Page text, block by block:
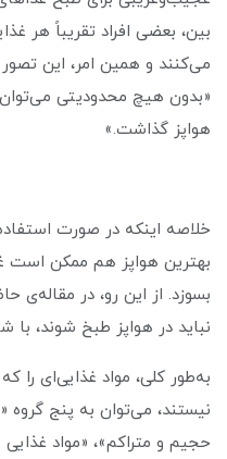
بین، بعضی افراد تقریباً هر
می‌کنند و همین امر، این
«بدون هیچ محدودیتی می‌توان
هواپز گذاشت.»
خلاصه اینکه در صورت
بهترین هواپز هم ممکن است
بسوزد. از این رو، در مقاله‌ی
نباید در هواپز طبخ شوند، با
به‌طور کلی، مواد غذایی‌ای را
نیستند، می‌توان به پنج گروه
حجیم و متراکم»، «مواد